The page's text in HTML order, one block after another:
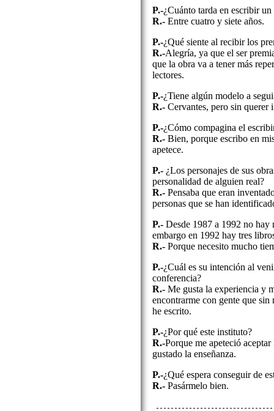
P.-¿Cuánto tarda en escribir
R.- Entre cuatro y siete años.
P.-¿Qué siente al recibir los
R.-Alegría, ya que el ser
que la obra va a tener más
lectores.
P.-¿Tiene algún modelo a
R.- Cervantes, pero sin querer
P.-¿Cómo compagina el
R.- Bien, porque escribo en
apetece.
P.- ¿Los personajes de sus
personalidad de alguien real?
R.- Pensaba que eran
personas que se han
P.- Desde 1987 a 1992 no
embargo en 1992 hay tres
R.- Porque necesito mucho
P.-¿Cuál es su intención al
conferencia?
R.- Me gusta la experiencia y
encontrarme con gente que
he escrito.
P.-¿Por qué este instituto?
R.-Porque me apeteció
gustado la enseñanza.
P.-¿Qué espera conseguir de
R.- Pasármelo bien.